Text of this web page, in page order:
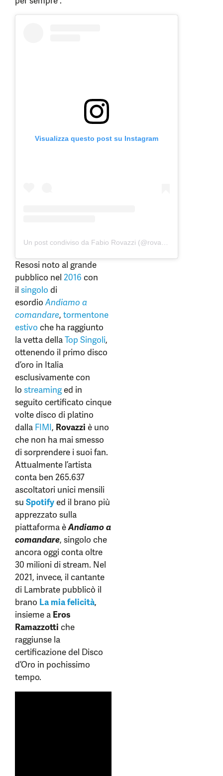
Visualizza questo post su Instagram
Resosi noto al grande
pubblico nel 2016 con
il singolo di
esordio Andiamo a
comandare, tormentone
estivo che ha raggiunto
la vetta dellaTop Singoli,
ottenendo il primo disco
d’oro in Italia
esclusivamente con
lo streaminged in
seguito certificato cinque
volte disco di platino
dalla FIMI, Rovazzi è uno
che non ha mai smesso
di sorprendere i suoi fan.
Attualmente l’artista
conta ben 265.637
ascoltatori unici mensili
su Spotifyed il brano più
apprezzato sulla
piattaforma èAndiamo a
comandare, singolo che
ancora oggi conta oltre
30 milioni di stream. Nel
2021, invece, il cantante
di Lambrate pubblicò il
brano La mia felicità,
insieme a Eros
Ramazzotti che
raggiunse la
certificazione del Disco
d’Oro in pochissimo
tempo.